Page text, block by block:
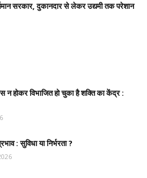
सरकार, दुकानदार से लेकर उद्यमी तक परेशान
न होकर विभाजित हो चुका है शक्ति का केंद्र :
: सुविधा या निर्भरता ?